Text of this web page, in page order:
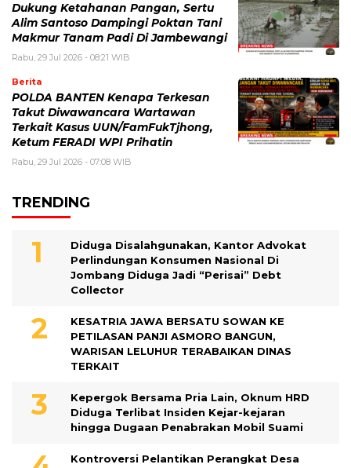
Dukung Ketahanan Pangan, Sertu
Alim Santoso Dampingi Poktan Tani
Makmur Tanam Padi Di Jambewangi
Rabu, 29 Jul 2026 - 08:21 WIB
Berita
POLDA BANTEN Kenapa Terkesan
Takut Diwawancara Wartawan
Terkait Kasus UUN/FamFukTjhong,
Ketum FERADI WPI Prihatin
Rabu, 29 Jul 2026 - 07:08 WIB
TRENDING
Diduga Disalahgunakan, Kantor Advokat
Perlindungan Konsumen Nasional Di
Jombang Diduga Jadi “Perisai” Debt
Collector
KESATRIA JAWA BERSATU SOWAN KE
PETILASAN PANJI ASMORO BANGUN,
WARISAN LELUHUR TERABAIKAN DINAS
TERKAIT
Kepergok Bersama Pria Lain, Oknum HRD
Diduga Terlibat Insiden Kejar-kejaran
hingga Dugaan Penabrakan Mobil Suami
Kontroversi Pelantikan Perangkat Desa